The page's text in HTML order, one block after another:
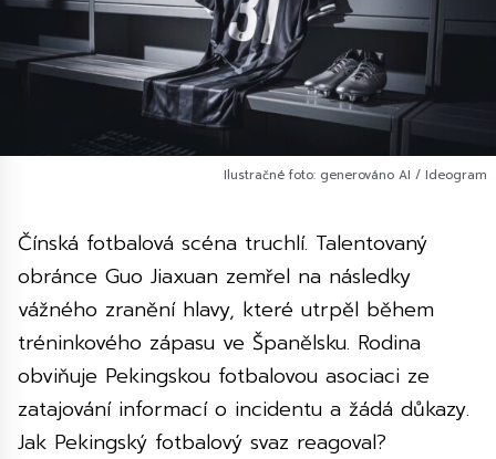
Ilustračné foto: generováno AI / Ideogram
Čínská fotbalová scéna truchlí. Talentovaný
obránce Guo Jiaxuan zemřel na následky
vážného zranění hlavy, které utrpěl během
tréninkového zápasu ve Španělsku. Rodina
obviňuje Pekingskou fotbalovou asociaci ze
zatajování informací o incidentu a žádá důkazy.
Jak Pekingský fotbalový svaz reagoval?